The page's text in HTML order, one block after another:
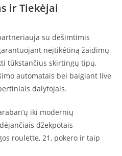
ir Tiekėjai
su dešimtimis
neįtikėtiną žaidimų
tūkstančius skirtingų tipų,
automatais bei baigiant live
dalytojais.
iki modernių
džekpotais
roulette, 21, pokero ir taip